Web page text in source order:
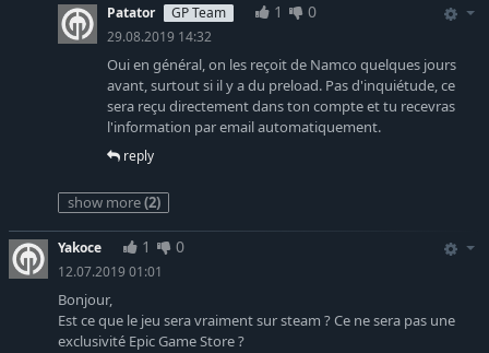
Patator GP Team 1 0
29.08.2019 14:32
Oui en général, on les reçoit de Namco quelques jours
avant, surtout si il y a du preload. Pas d'inquiétude, ce
sera reçu directement dans ton compte et tu recevras
l'information par email automatiquement.
reply
show more(2)
Yakoce 1 0
12.07.2019 01:01
Bonjour,
Est ce que le jeu sera vraiment sur steam ? Ce ne sera pas une
exclusivité Epic Game Store ?